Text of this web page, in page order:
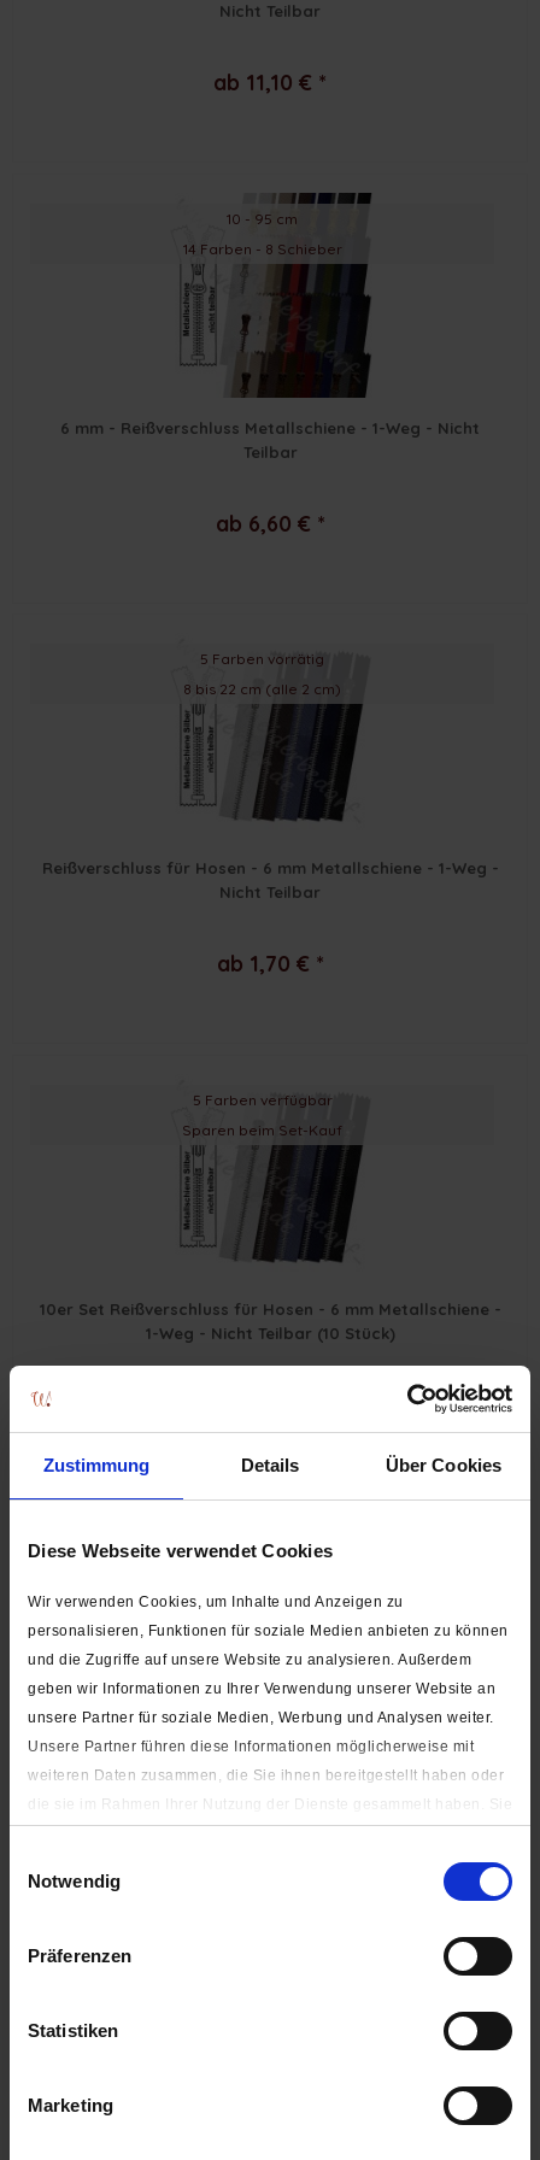
Zustimmung Details Über Cookies
Diese Webseite verwendet Cookies
Wir verwenden Cookies, um Inhalte und Anzeigen zu
personalisieren, Funktionen für soziale Medien anbieten zu können
und die Zugriffe auf unsere Website zu analysieren. Außerdem
geben wir Informationen zu Ihrer Verwendung unserer Website an
unsere Partner für soziale Medien, Werbung und Analysen weiter.
Unsere Partner führen diese Informationen möglicherweise mit
weiteren Daten zusammen, die Sie ihnen bereitgestellt haben oder
die sie im Rahmen Ihrer Nutzung der Dienste gesammelt haben. Sie
oder nur notwendige (zur Nutzung der Webseite benötigten)
Impressum|
Notwendig
Präferenzen
Statistiken
Marketing
Nicht Teilbar
ab 11,10 € *
10 - 95 cm
14 Farben - 8 Schieber
6 mm - Reißverschluss Metallschiene - 1-Weg - Nicht
Teilbar
ab 6,60 € *
5 Farben vorrätig
8 bis 22 cm (alle 2 cm)
Reißverschluss für Hosen - 6 mm Metallschiene - 1-Weg -
Nicht Teilbar
ab 1,70 € *
5 Farben verfügbar
Sparen beim Set-Kauf
10er Set Reißverschluss für Hosen - 6 mm Metallschiene -
1-Weg - Nicht Teilbar (10 Stück)
schwarz und braun
8 mm - Reißverschluss Metallschiene - 1-Weg - Nicht
Teilbar